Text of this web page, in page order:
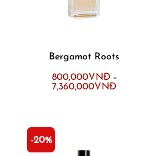
Bergamot Roots
800,000VNĐ–
7,360,000VNĐ
-20%